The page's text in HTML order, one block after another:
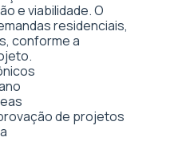
e viabilidade. O
residenciais,
conforme a
de projetos